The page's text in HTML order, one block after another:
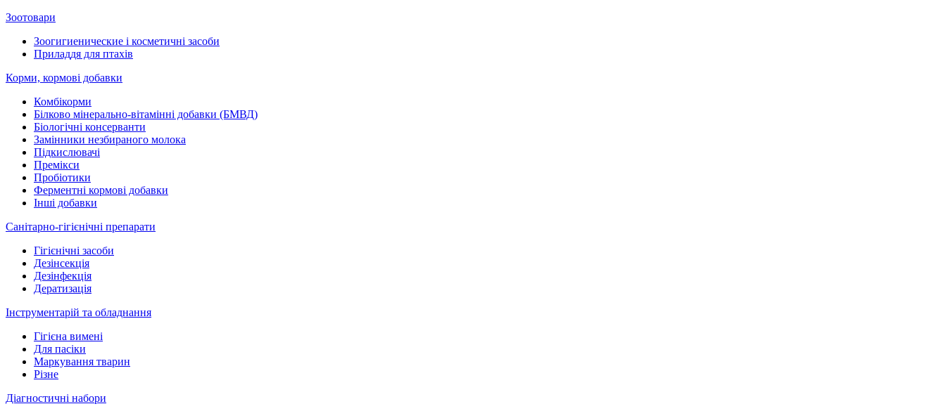
Зоотовари
Зоогигиенические і косметичні засоби
Приладдя для птахів
Корми, кормові добавки
Комбікорми
Білково мінерально-вітамінні добавки (БМВД)
Біологічні консерванти
Замінники незбираного молока
Підкислювачі
Премікси
Пробіотики
Ферментні кормові добавки
Інші добавки
Санітарно-гігієнічні препарати
Гігієнічні засоби
Дезінсекція
Дезінфекція
Дератизація
Інструментарій та обладнання
Гігієна вимені
Для пасіки
Маркування тварин
Різне
Діагностичні набори